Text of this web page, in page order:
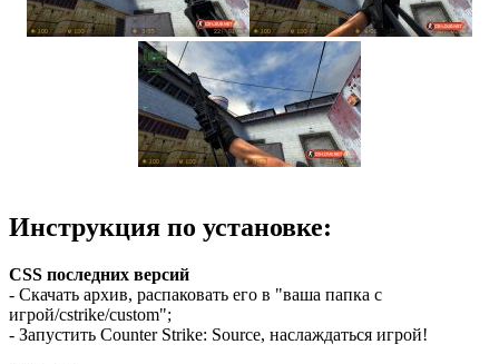
Инструкция по установке:
CSS последних версий
- Скачать архив, распаковать его в "ваша папка с
игрой/cstrike/custom";
- Запустить Counter Strike: Source, наслаждаться игрой!